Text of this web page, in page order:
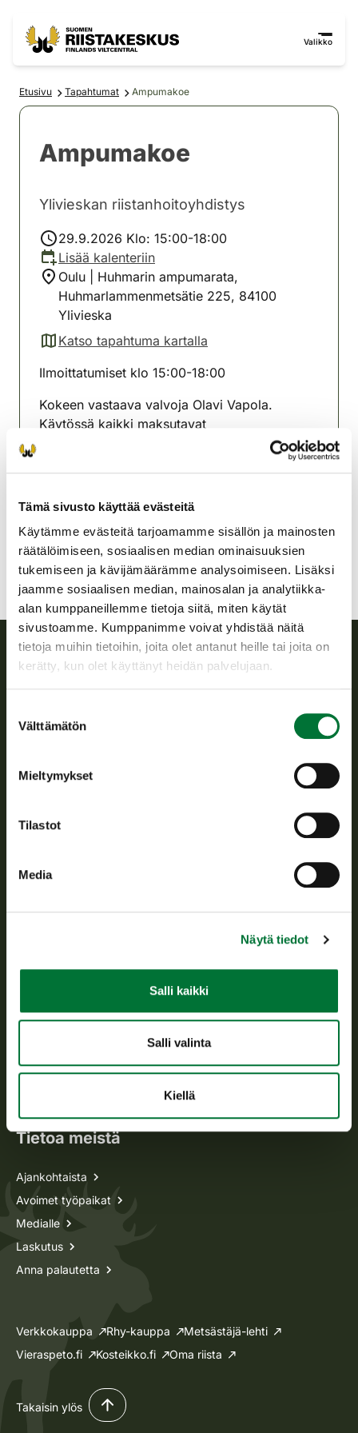
Tämä sivusto käyttää evästeitä
Käytämme evästeitä tarjoamamme sisällön ja mainosten
räätälöimiseen, sosiaalisen median ominaisuuksien
tukemiseen ja kävijämäärämme analysoimiseen. Lisäksi
jaamme sosiaalisen median, mainosalan ja analytiikka-
alan kumppaneillemme tietoja siitä, miten käytät
sivustoamme. Kumppanimme voivat yhdistää näitä
tietoja muihin tietoihin, joita olet antanut heille tai joita on
kerätty, kun olet käyttänyt heidän palvelujaan.
valinta
Välttämätön
Mieltymykset
Tilastot
Media
Näytä tiedot
Salli kaikki
Salli valinta
Kiellä
Valikko
Etusivu Tapahtumat Ampumakoe
Ampumakoe
Ylivieskan riistanhoitoyhdistys
29.9.2026 Klo: 15:00-18:00
Lisää kalenteriin
Oulu | Huhmarin ampumarata,
Huhmarlammenmetsätie 225, 84100
Ylivieska
Katso tapahtuma kartalla
(avautuu uuteen välilehteen)
Ilmoittatumiset klo 15:00-18:00
Kokeen vastaava valvoja Olavi Vapola.
Käytössä kaikki maksutavat
040-702 2687
Suomen riistakeskus
Suomen riistakeskus edistää kestävää riistataloutta, tukee
riistanhoitoyhdistysten toimintaa ja huolehtii riistapolitiikan
Oma riista -asiat
Tietoa meistä
Ajankohtaista
Avoimet työpaikat
Medialle
Laskutus
Anna palautetta
Verkkokauppa Rhy-kauppa
Metsästäjä-lehti
Vieraspeto.fi
Kosteikko.fi Oma riista
Takaisin ylös